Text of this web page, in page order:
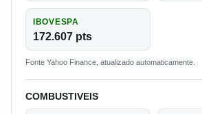
IBOVESPA
172.607 pts
Fonte Yahoo Finance, atualizado automaticamente.
COMBUSTIVEIS